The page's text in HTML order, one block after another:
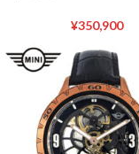
¥350,900